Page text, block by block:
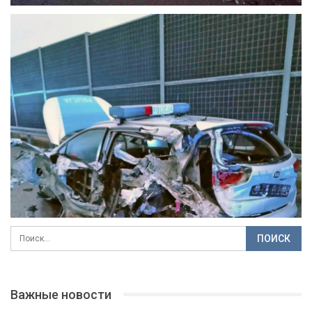
Важные новости